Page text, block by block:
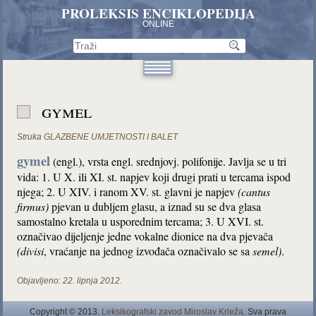
PROLEKSIS ENCIKLOPEDIJA
ONLINE
gymel
Struka GLAZBENE UMJETNOSTI I BALET
gymel(engl.), vrsta engl. srednjovj. polifonije. Javlja se u tri
vida: 1. U X. ili XI. st. napjev koji drugi prati u tercama ispod
njega; 2. U XIV. i ranom XV. st. glavni je napjev(cantus
firmus)pjevan u dubljem glasu, a iznad su se dva glasa
samostalno kretala u usporednim tercama; 3. U XVI. st.
označivao dijeljenje jedne vokalne dionice na dva pjevača
(divisi, vraćanje na jednog izvođača označivalo se sasemel).
Objavljeno: 22. lipnja 2012.
Copyright © 2013. Leksikografski zavod Miroslav Krleža. Sva prava